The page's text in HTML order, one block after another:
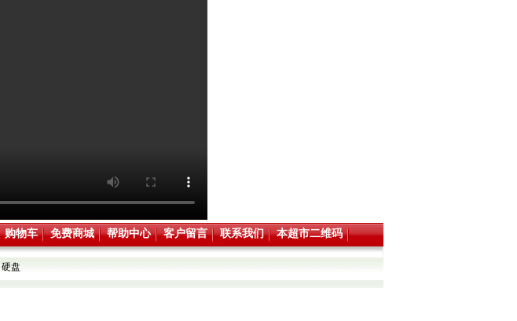
购物车 免费商城 帮助中心 客户留言 联系我们 本超市二维码
硬盘